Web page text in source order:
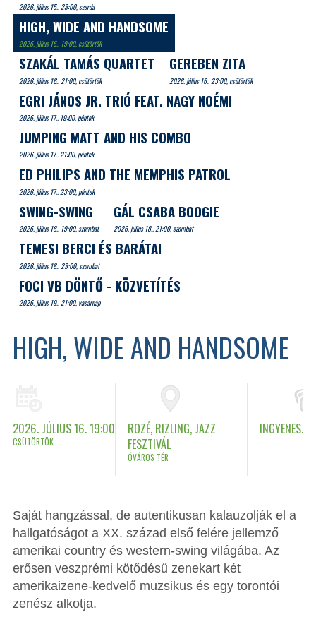
HIGH, WIDE AND HANDSOME
2026. JÚLIUS 16. 19:00
CSÜTÖRTÖK
ROZÉ, RIZLING, JAZZ
FESZTIVÁL
ÓVÁROS TÉR
INGYENES.
Saját hangzással, de autentikusan kalauzolják el a
hallgatóságot a XX. század első felére jellemző
amerikai country és western-swing világába. Az
erősen veszprémi kötődésű zenekart két
amerikaizene-kedvelő muzsikus és egy torontói
zenész alkotja.
2026. július 15.. 23:00, szerda
HIGH, WIDE AND HANDSOME
2026. július 16.. 19:00, csütörtök
SZAKÁL TAMÁS QUARTET
2026. július 16.. 21:00, csütörtök
GEREBEN ZITA
2026. július 16.. 23:00, csütörtök
EGRI JÁNOS JR. TRIÓ FEAT. NAGY NOÉMI
2026. július 17.. 19:00, péntek
JUMPING MATT AND HIS COMBO
2026. július 17.. 21:00, péntek
ED PHILIPS AND THE MEMPHIS PATROL
2026. július 17.. 23:00, péntek
SWING-SWING
2026. július 18.. 19:00, szombat
GÁL CSABA BOOGIE
2026. július 18.. 21:00, szombat
TEMESI BERCI ÉS BARÁTAI
2026. július 18.. 23:00, szombat
FOCI VB DÖNTŐ - KÖZVETÍTÉS
2026. július 19.. 21:00, vasárnap